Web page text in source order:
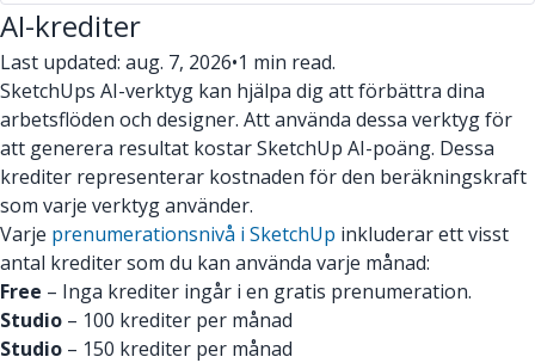
AI-krediter
Last updated: aug. 7, 2026•1 min read.
SketchUps AI-verktyg kan hjälpa dig att förbättra dina
arbetsflöden och designer. Att använda dessa verktyg för
att generera resultat kostar SketchUp AI-poäng. Dessa
krediter representerar kostnaden för den beräkningskraft
som varje verktyg använder.
Varje prenumerationsnivå i SketchUp inkluderar ett visst
antal krediter som du kan använda varje månad:
Free – Inga krediter ingår i en gratis prenumeration.
Studio – 100 krediter per månad
Studio – 150 krediter per månad